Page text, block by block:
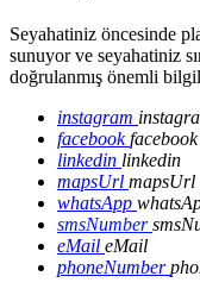
Seyahatiniz öncesinde
sunuyor ve seyahatiniz
doğrulanmış önemli
instagram
facebookfacebook
linkedin linkedin
mapsUrl mapsUrl
whatsApp
smsNumber
eMail eMail
phoneNumber